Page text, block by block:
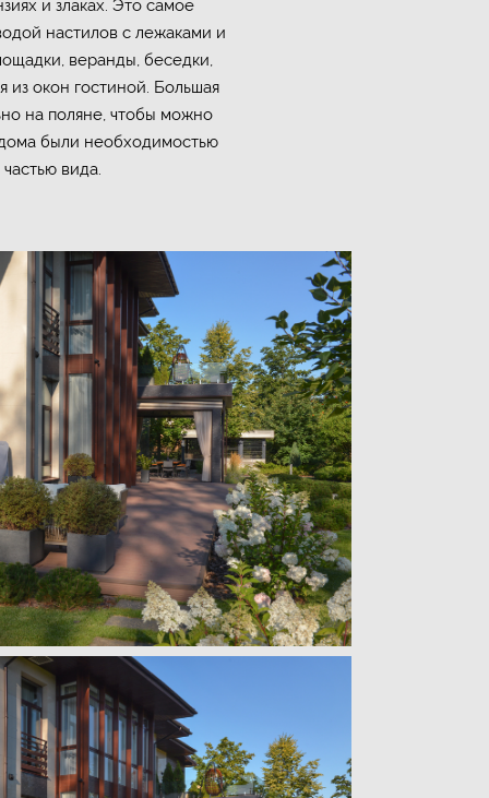
и злаках. Это самое
настилов с лежаками и
веранды, беседки,
из окон гостиной. Большая
на поляне, чтобы можно
были необходимостью
вида.